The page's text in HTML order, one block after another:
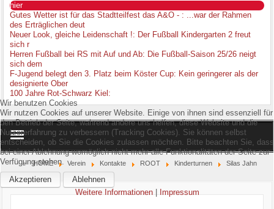
hier
Gutes Wetter ist für das Stadtteilfest das A&O - : ...war der Rahmen
des Erträglichen deut
Neuer Look, gleiche Leidenschaft !: Der Fußball Kindergarten 2 freut
sich r
Herren Fußball bei RS mit Auf und Ab: Die Fußball-Saison 25/26 neigt
sich dem
F-Jugend belegt den 3. Platz beim Köster Cup: Kein geringerer als der
designierte Ober
100 Jahre Rot-Schwarz Kiel :
Home
HOME Verein Kontakte ROOT Kinderturnen Silas Jahn
Wir benutzen Cookies
Wir nutzen Cookies auf unserer Website. Einige von ihnen sind essenziell für
den Betrieb der Seite, während andere uns helfen, diese Website und die
Nutzererfahrung zu verbessern (Tracking Cookies). Sie können selbst
entscheiden, ob Sie die Cookies zulassen möchten. Bitte beachten Sie, dass
bei einer Ablehnung womöglich nicht mehr alle Funktionalitäten der Seite zur
Verfügung stehen.
Akzeptieren
Ablehnen
Weitere Informationen| Impressum